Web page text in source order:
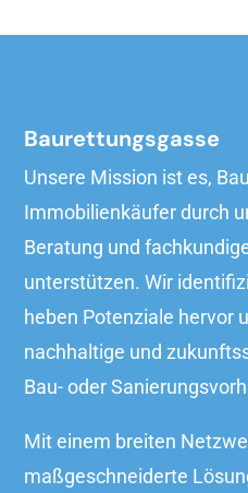
Baurettungsgasse
Unsere Mission ist es,
Immobilienkäufer durch
Beratung und
unterstützen. Wir
heben Potenziale hervor
nachhaltige und
Bau- oder
Mit einem breiten
maßgeschneiderte